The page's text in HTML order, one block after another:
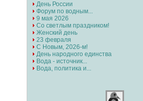
День России
Форум по водным...
9 мая 2026
Со светлым праздником!
Женский день
23 февраля
С Новым, 2026-м!
День народного единства
Вода - источник...
Вода, политика и...